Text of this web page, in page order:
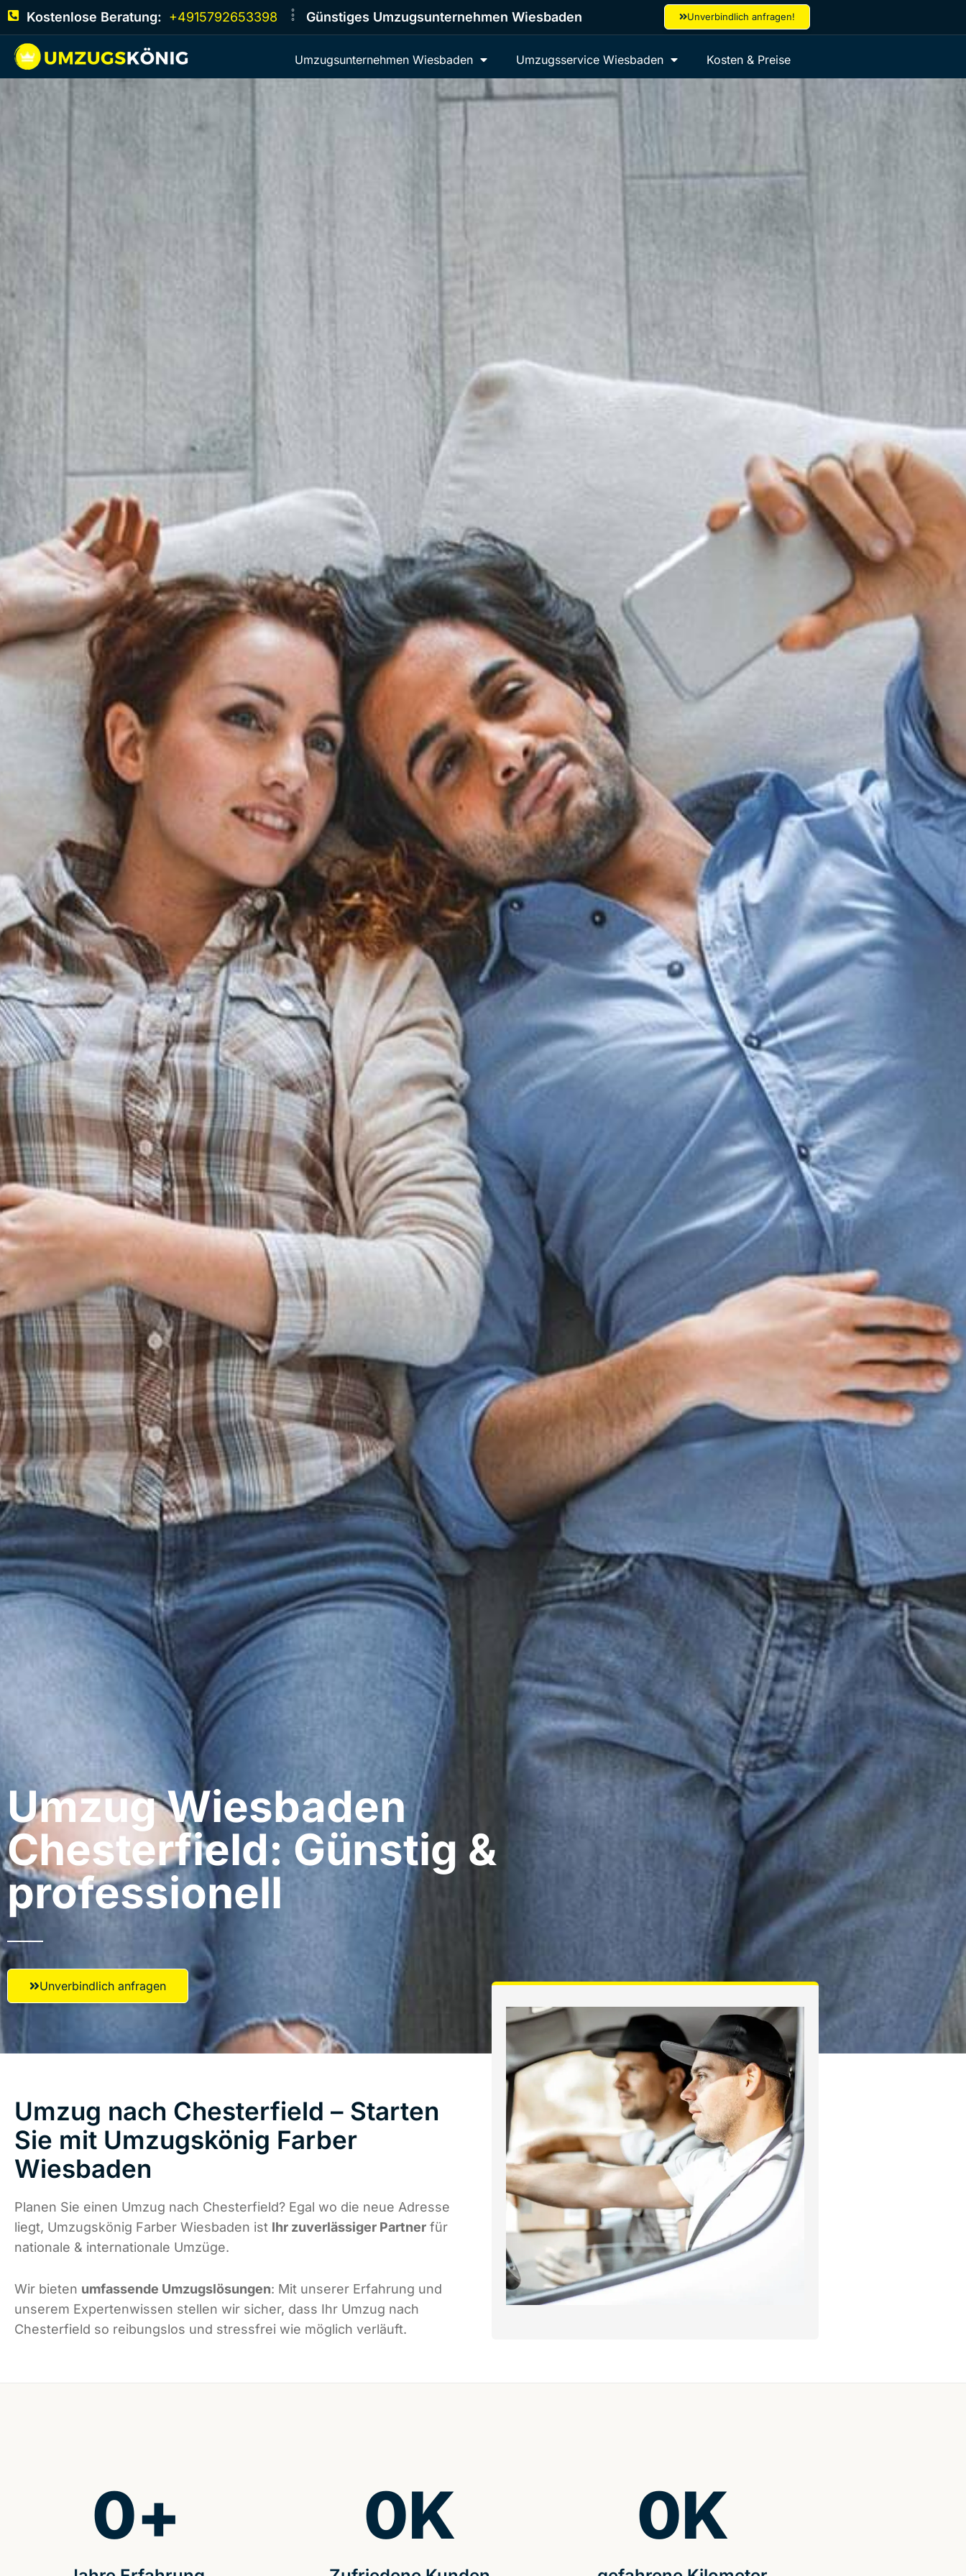
Kostenlose Beratung: +4915792653398 Günstiges Umzugsunternehmen Wiesbaden Unverbindlich anfragen!
Umzugsunternehmen Wiesbaden Umzugsservice Wiesbaden Kosten & Preise
Umzug Wiesbaden​
Chesterfield: Günstig &
professionell​
Unverbindlich anfragen
Umzug nach Chesterfield – Starten
Sie mit Umzugskönig Farber
Wiesbaden
Planen Sie einen Umzug nach Chesterfield? Egal wo die neue Adresse
liegt, Umzugskönig Farber Wiesbaden ist Ihr zuverlässiger Partner für
nationale & internationale Umzüge.
Wir bieten umfassende Umzugslösungen: Mit unserer Erfahrung und
unserem Expertenwissen stellen wir sicher, dass Ihr Umzug nach
Chesterfield so reibungslos und stressfrei wie möglich verläuft.
0+ 0K 0K